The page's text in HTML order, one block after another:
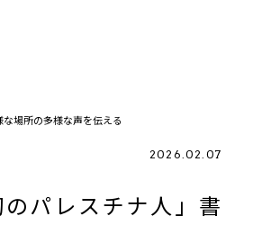
場所の多様な声を伝える
2026.02.07
パレスチナ人」書